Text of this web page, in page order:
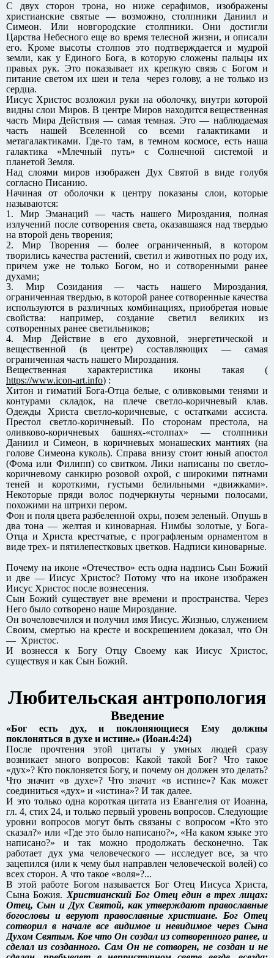
С двух сторон трона, но ниже серафимов, изображены
христианские святые — возможно, столпники Даниил и
Симеон. Или новгородские столпники. Они достигли
Царства Небесного еще во время телесной жизни, и описали
его. Кроме высоты столпов это подтверждается и мудрой
земли, как у Единого Бога, в которую сложены пальцы их
правых рук. Это показывает их крепкую связь с Богом и
питание светом их шеи и тела через голову, а не только из
сердца.
Иисус Христос возложил руки на оболочку, внутри которой
видны слои Миров. В центре Миров находится вещественная
часть Мира Действия — самая темная. Это — наблюдаемая
часть нашей Вселенной со всеми галактиками и
метагалактиками. Где-то там, в темном космосе, есть наша
галактика «Млечный путь» с Солнечной системой и
планетой Земля.
Над слоями миров изображен Дух Святой в виде голубя
согласно Писанию.
Начиная от оболочки к центру показаны слои, которые
называются:
1. Мир Эманаций — часть нашего Мироздания, полная
излучений после сотворения света, оказавшаяся над твердью
на второй день творения;
2. Мир Творения — более ограниченный, в котором
творились качества растений, светил и животных по роду их,
причем уже не только Богом, но и сотворенными ранее
духами;
3. Мир Созидания — часть нашего Мироздания,
ограниченная твердью, в которой ранее сотворенные качества
используются в различных комбинациях, приобретая новые
свойства: например, создание светил великих из
сотворенных ранее светильников;
4. Мир Действие в его духовной, энергетической и
вещественной (в центре) составляющих — самая
ограниченная часть нашего Мироздания.
Вещественная характеристика иконы такая (
https://www.icon-art.info) :
Хитон и гиматий Бога-Отца белые, с оливковыми тенями и
контурами складок, на плече светло-коричневый клав.
Одежды Христа светло-коричневые, с остатками ассиста.
Престол светло-коричневый. По сторонам престола, на
оливково-коричневых башнях-«столпах» — столпники
Даниил и Симеон, в коричневых монашеских мантиях (на
голове Симеона куколь). Справа внизу стоит юный апостол
(Фома или Филипп) со свитком. Лики написаны по светло-
коричневому санкирю розовой охрой, с широкими пятнами
теней и короткими, густыми белильными «движками».
Некоторые пряди волос подчеркнуты черными полосами,
похожими на штрихи пером.
Фон и поля цвета разбеленной охры, позем зеленый. Опушь в
два тона — желтая и киноварная. Нимбы золотые, у Бога-
Отца и Христа крестчатые, с прографленым орнаментом в
виде трех- и пятилепестковых цветков. Надписи киноварные.
Почему на иконе «Отечество» есть одна надпись Сын Божий
и две — Иисус Христос? Потому что на иконе изображен
Иисус Христос после вознесения.
Сын Божий существует вне времени и пространства. Через
Него было сотворено наше Мироздание.
Он вочеловечился и получил имя Иисус. Жизнью, служением
Своим, смертью на кресте и воскрешением доказал, что Он
— Христос.
И вознесся к Богу Отцу Своему как Иисус Христос,
существуя и как Сын Божий.
Любительская антропология
Введение
«Бог есть дух, и поклоняющиеся Ему должны
поклоняться в духе и истине.» (Иоан.4:24)
После прочтения этой цитаты у умных людей сразу
возникает много вопросов: Какой такой Бог? Что такое
«дух»? Кто поклоняется Богу, и почему он должен это делать?
Что значит «в духе»? Что значит «в истине»? Как может
соединиться «дух» и «истина»? И так далее.
И это только одна короткая цитата из Евангелия от Иоанна,
гл. 4, стих 24, и только первый уровень вопросов. Следующие
уровни вопросов могут быть связаны с вопросом «Кто это
сказал?» или «Где это было написано?», «На каком языке это
написано?» и так можно продолжать бесконечно. Так
работает дух ума человеческого — исследует все, за что
зацепился (или к чему был направлен человеческой волей) со
всех сторон. А что такое «воля»?...
В этой работе Богом называется Бог Отец Иисуса Христа,
Сына Божия. Христианский Бог Отец един в трех лицах:
Отец, Сын и Дух Святой, как утверждают православные
богословы и веруют православные христиане. Бог Отец
сотворил в начале все видимое и невидимое через Сына
Духом Святым. Кое что Он создал из сотворенного ранее, и
сделал из созданного. Сам Он не сотворен, не создан и не